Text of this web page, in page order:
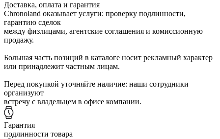
Доставка, оплата и гарантия
Chronoland оказывает услуги: проверку подлинности,
гарантию сделок
между физлицами, агентские соглашения и комиссионную
продажу.
Большая часть позиций в каталоге носит рекламный характер
или принадлежит частным лицам.
Перед покупкой уточняйте наличие: наши сотрудники
организуют
встречу с владельцем в офисе компании.
Гарантия
подлинности товара